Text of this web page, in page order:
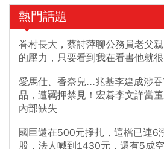
熱門話題
眷村長大，蔡詩萍聊公務員老父
的壓力，只要看到我在看書他就
愛馬仕、香奈兒...兆基李建成涉
品，遭羈押禁見！宏碁李文詳當
內部缺失
國巨還在500元掙扎，這檔已連6
股，法人喊到1430元，還有5成